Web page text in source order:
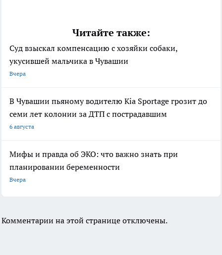
Читайте также:
Суд взыскал компенсацию с хозяйки собаки,
укусившей мальчика в Чувашии
Вчера
В Чувашии пьяному водителю Kia Sportage грозит до
семи лет колонии за ДТП с пострадавшим
6 августа
Мифы и правда об ЭКО: что важно знать при
планировании беременности
Вчера
Комментарии на этой странице отключены.